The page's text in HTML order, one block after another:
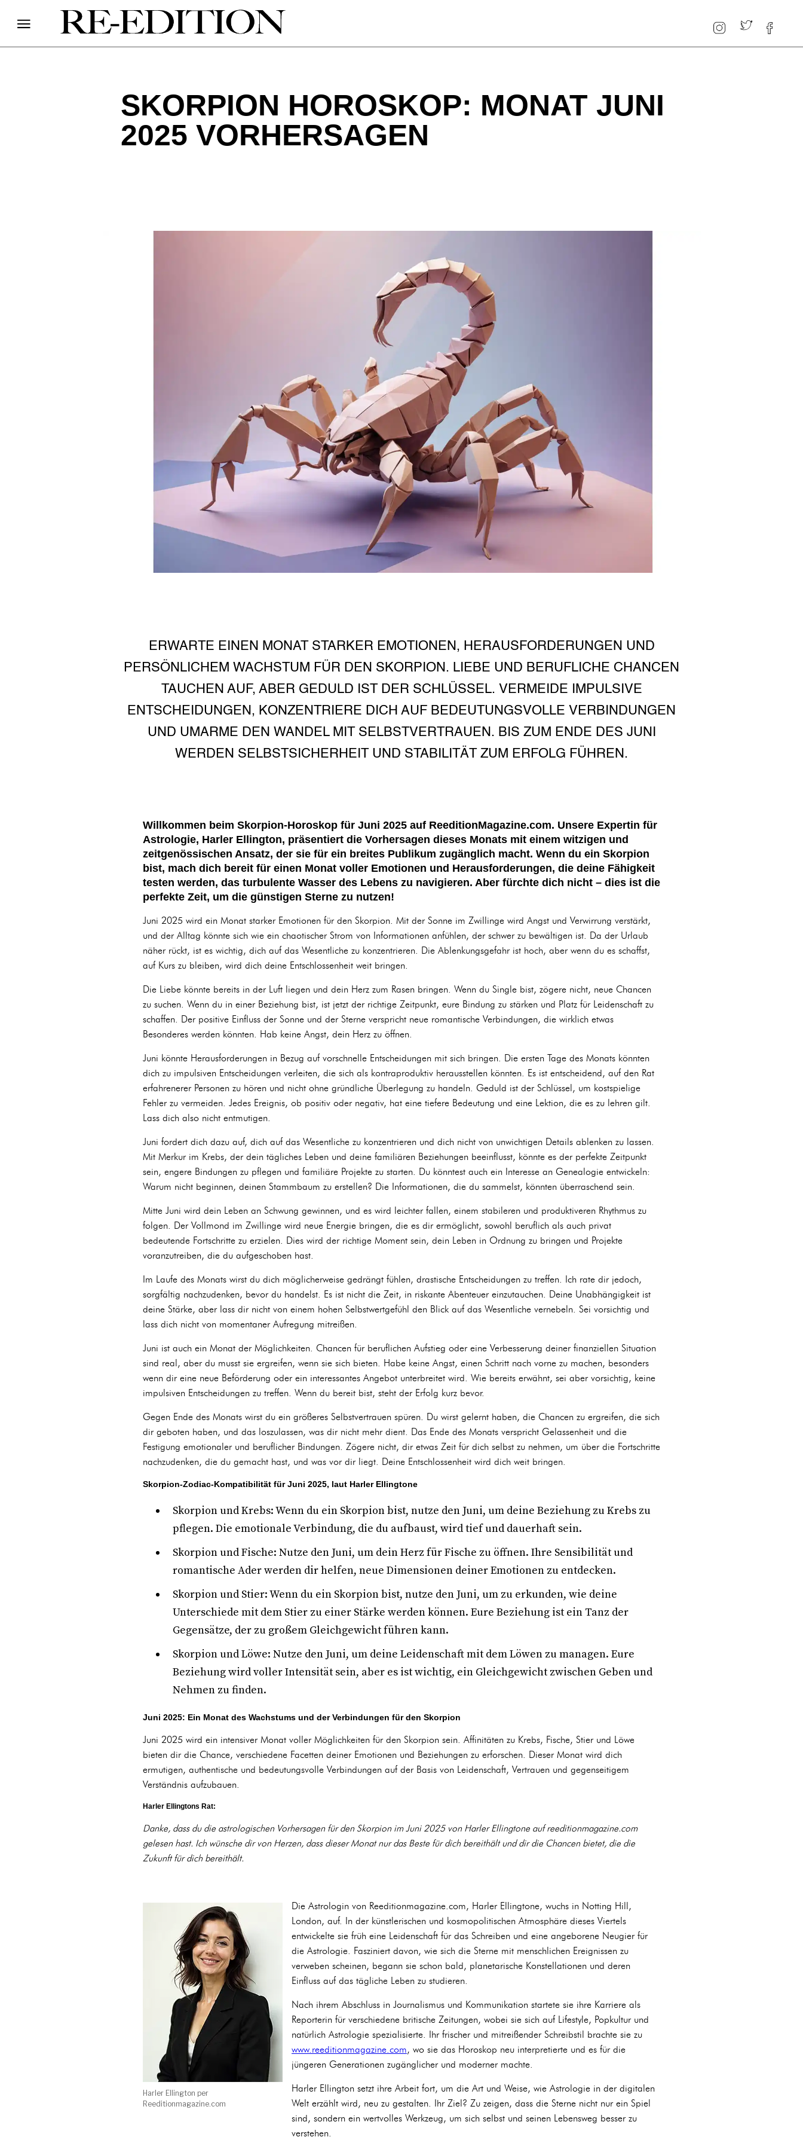
SKORPION HOROSKOP: MONAT JUNI
2025 VORHERSAGEN
ERWARTE EINEN MONAT STARKER EMOTIONEN, HERAUSFORDERUNGEN UND
PERSÖNLICHEM WACHSTUM FÜR DEN SKORPION. LIEBE UND BERUFLICHE CHANCEN
TAUCHEN AUF, ABER GEDULD IST DER SCHLÜSSEL. VERMEIDE IMPULSIVE
ENTSCHEIDUNGEN, KONZENTRIERE DICH AUF BEDEUTUNGSVOLLE VERBINDUNGEN
UND UMARME DEN WANDEL MIT SELBSTVERTRAUEN. BIS ZUM ENDE DES JUNI
WERDEN SELBSTSICHERHEIT UND STABILITÄT ZUM ERFOLG FÜHREN.
Willkommen beim Skorpion-Horoskop für Juni 2025 auf ReeditionMagazine.com. Unsere Expertin für
Astrologie, Harler Ellington, präsentiert die Vorhersagen dieses Monats mit einem witzigen und
zeitgenössischen Ansatz, der sie für ein breites Publikum zugänglich macht. Wenn du ein Skorpion
bist, mach dich bereit für einen Monat voller Emotionen und Herausforderungen, die deine Fähigkeit
testen werden, das turbulente Wasser des Lebens zu navigieren. Aber fürchte dich nicht – dies ist die
perfekte Zeit, um die günstigen Sterne zu nutzen!
Juni 2025 wird ein Monat starker Emotionen für den Skorpion. Mit der Sonne im Zwillinge wird Angst und Verwirrung verstärkt,
und der Alltag könnte sich wie ein chaotischer Strom von Informationen anfühlen, der schwer zu bewältigen ist. Da der Urlaub
näher rückt, ist es wichtig, dich auf das Wesentliche zu konzentrieren. Die Ablenkungsgefahr ist hoch, aber wenn du es schaffst,
auf Kurs zu bleiben, wird dich deine Entschlossenheit weit bringen.
Die Liebe könnte bereits in der Luft liegen und dein Herz zum Rasen bringen. Wenn du Single bist, zögere nicht, neue Chancen
zu suchen. Wenn du in einer Beziehung bist, ist jetzt der richtige Zeitpunkt, eure Bindung zu stärken und Platz für Leidenschaft zu
schaffen. Der positive Einfluss der Sonne und der Sterne verspricht neue romantische Verbindungen, die wirklich etwas
Besonderes werden könnten. Hab keine Angst, dein Herz zu öffnen.
Juni könnte Herausforderungen in Bezug auf vorschnelle Entscheidungen mit sich bringen. Die ersten Tage des Monats könnten
dich zu impulsiven Entscheidungen verleiten, die sich als kontraproduktiv herausstellen könnten. Es ist entscheidend, auf den Rat
erfahrenerer Personen zu hören und nicht ohne gründliche Überlegung zu handeln. Geduld ist der Schlüssel, um kostspielige
Fehler zu vermeiden. Jedes Ereignis, ob positiv oder negativ, hat eine tiefere Bedeutung und eine Lektion, die es zu lehren gilt.
Lass dich also nicht entmutigen.
Juni fordert dich dazu auf, dich auf das Wesentliche zu konzentrieren und dich nicht von unwichtigen Details ablenken zu lassen.
Mit Merkur im Krebs, der dein tägliches Leben und deine familiären Beziehungen beeinflusst, könnte es der perfekte Zeitpunkt
sein, engere Bindungen zu pflegen und familiäre Projekte zu starten. Du könntest auch ein Interesse an Genealogie entwickeln:
Warum nicht beginnen, deinen Stammbaum zu erstellen? Die Informationen, die du sammelst, könnten überraschend sein.
Mitte Juni wird dein Leben an Schwung gewinnen, und es wird leichter fallen, einem stabileren und produktiveren Rhythmus zu
folgen. Der Vollmond im Zwillinge wird neue Energie bringen, die es dir ermöglicht, sowohl beruflich als auch privat
bedeutende Fortschritte zu erzielen. Dies wird der richtige Moment sein, dein Leben in Ordnung zu bringen und Projekte
voranzutreiben, die du aufgeschoben hast.
Im Laufe des Monats wirst du dich möglicherweise gedrängt fühlen, drastische Entscheidungen zu treffen. Ich rate dir jedoch,
sorgfältig nachzudenken, bevor du handelst. Es ist nicht die Zeit, in riskante Abenteuer einzutauchen. Deine Unabhängigkeit ist
deine Stärke, aber lass dir nicht von einem hohen Selbstwertgefühl den Blick auf das Wesentliche vernebeln. Sei vorsichtig und
lass dich nicht von momentaner Aufregung mitreißen.
Juni ist auch ein Monat der Möglichkeiten. Chancen für beruflichen Aufstieg oder eine Verbesserung deiner finanziellen Situation
sind real, aber du musst sie ergreifen, wenn sie sich bieten. Habe keine Angst, einen Schritt nach vorne zu machen, besonders
wenn dir eine neue Beförderung oder ein interessantes Angebot unterbreitet wird. Wie bereits erwähnt, sei aber vorsichtig, keine
impulsiven Entscheidungen zu treffen. Wenn du bereit bist, steht der Erfolg kurz bevor.
Gegen Ende des Monats wirst du ein größeres Selbstvertrauen spüren. Du wirst gelernt haben, die Chancen zu ergreifen, die sich
dir geboten haben, und das loszulassen, was dir nicht mehr dient. Das Ende des Monats verspricht Gelassenheit und die
Festigung emotionaler und beruflicher Bindungen. Zögere nicht, dir etwas Zeit für dich selbst zu nehmen, um über die Fortschritte
nachzudenken, die du gemacht hast, und was vor dir liegt. Deine Entschlossenheit wird dich weit bringen.
Skorpion-Zodiac-Kompatibilität für Juni 2025, laut Harler Ellingtone
Skorpion und Krebs: Wenn du ein Skorpion bist, nutze den Juni, um deine Beziehung zu Krebs zu
pflegen. Die emotionale Verbindung, die du aufbaust, wird tief und dauerhaft sein.
Skorpion und Fische: Nutze den Juni, um dein Herz für Fische zu öffnen. Ihre Sensibilität und
romantische Ader werden dir helfen, neue Dimensionen deiner Emotionen zu entdecken.
Skorpion und Stier: Wenn du ein Skorpion bist, nutze den Juni, um zu erkunden, wie deine
Unterschiede mit dem Stier zu einer Stärke werden können. Eure Beziehung ist ein Tanz der
Gegensätze, der zu großem Gleichgewicht führen kann.
Skorpion und Löwe: Nutze den Juni, um deine Leidenschaft mit dem Löwen zu managen. Eure
Beziehung wird voller Intensität sein, aber es ist wichtig, ein Gleichgewicht zwischen Geben und
Nehmen zu finden.
Juni 2025: Ein Monat des Wachstums und der Verbindungen für den Skorpion
Juni 2025 wird ein intensiver Monat voller Möglichkeiten für den Skorpion sein. Affinitäten zu Krebs, Fische, Stier und Löwe
bieten dir die Chance, verschiedene Facetten deiner Emotionen und Beziehungen zu erforschen. Dieser Monat wird dich
ermutigen, authentische und bedeutungsvolle Verbindungen auf der Basis von Leidenschaft, Vertrauen und gegenseitigem
Verständnis aufzubauen.
Harler Ellingtons Rat:
Danke, dass du die astrologischen Vorhersagen für den Skorpion im Juni 2025 von Harler Ellingtone auf reeditionmagazine.com
gelesen hast. Ich wünsche dir von Herzen, dass dieser Monat nur das Beste für dich bereithält und dir die Chancen bietet, die die
Zukunft für dich bereithält.
Harler Ellington per
Reeditionmagazine.com
Die Astrologin von Reeditionmagazine.com, Harler Ellingtone, wuchs in Notting Hill,
London, auf. In der künstlerischen und kosmopolitischen Atmosphäre dieses Viertels
entwickelte sie früh eine Leidenschaft für das Schreiben und eine angeborene Neugier für
die Astrologie. Fasziniert davon, wie sich die Sterne mit menschlichen Ereignissen zu
verweben scheinen, begann sie schon bald, planetarische Konstellationen und deren
Einfluss auf das tägliche Leben zu studieren.
Nach ihrem Abschluss in Journalismus und Kommunikation startete sie ihre Karriere als
Reporterin für verschiedene britische Zeitungen, wobei sie sich auf Lifestyle, Popkultur und
natürlich Astrologie spezialisierte. Ihr frischer und mitreißender Schreibstil brachte sie zu
www.reeditionmagazine.com, wo sie das Horoskop neu interpretierte und es für die
jüngeren Generationen zugänglicher und moderner machte.
Harler Ellington setzt ihre Arbeit fort, um die Art und Weise, wie Astrologie in der digitalen
Welt erzählt wird, neu zu gestalten. Ihr Ziel? Zu zeigen, dass die Sterne nicht nur ein Spiel
sind, sondern ein wertvolles Werkzeug, um sich selbst und seinen Lebensweg besser zu
verstehen.